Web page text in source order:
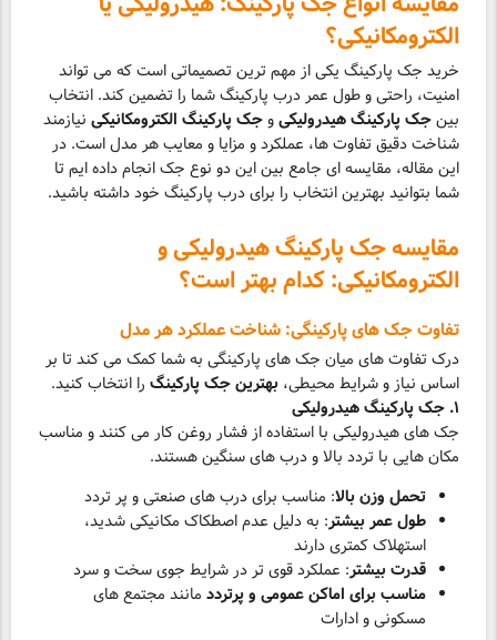
الکترومکانیکی؟
خرید جک پارکینگ یکی از مهم ترین تصمیماتی است که می تواند
امنیت، راحتی و طول عمر درب پارکینگ شما را تضمین کند. انتخاب
بینجک پارکینگ هیدرولیکیوجک پارکینگ الکترومکانیکی نیازمند
شناخت دقیق تفاوت ها، عملکرد و مزایا و معایب هر مدل است. در
این مقاله، مقایسه ای جامع بین این دو نوع جک انجام داده ایم تا
شما بتوانید بهترین انتخاب را برای درب پارکینگ خود داشته باشید.
مقایسه جک پارکینگ هیدرولیکی و
الکترومکانیکی: کدام بهتر است؟
تفاوت جک های پارکینگی: شناخت عملکرد هر مدل
درک تفاوت های میان جک های پارکینگی به شما کمک می کند تا بر
اساس نیاز و شرایط محیطی، بهترین جک پارکینگ را انتخاب کنید.
۱. جک پارکینگ هیدرولیکی
جک های هیدرولیکی با استفاده از فشار روغن کار می کنند و مناسب
مکان هایی با تردد بالا و درب های سنگین هستند.
تحمل وزن بالا: مناسب برای درب های صنعتی و پر تردد
طول عمر بیشتر: به دلیل عدم اصطکاک مکانیکی شدید،
استهلاک کمتری دارند
قدرت بیشتر: عملکرد قوی تر در شرایط جوی سخت و سرد
مناسب برای اماکن عمومی و پرتردد مانند مجتمع های
مسکونی و ادارات